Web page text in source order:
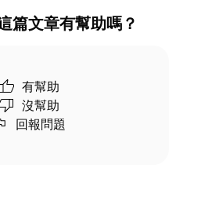
篇文章有幫助嗎？
有幫助
沒幫助
回報問題